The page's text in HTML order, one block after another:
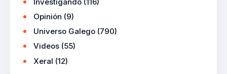
Opinión (9)
Universo Galego (790)
Videos (55)
Xeral (12)